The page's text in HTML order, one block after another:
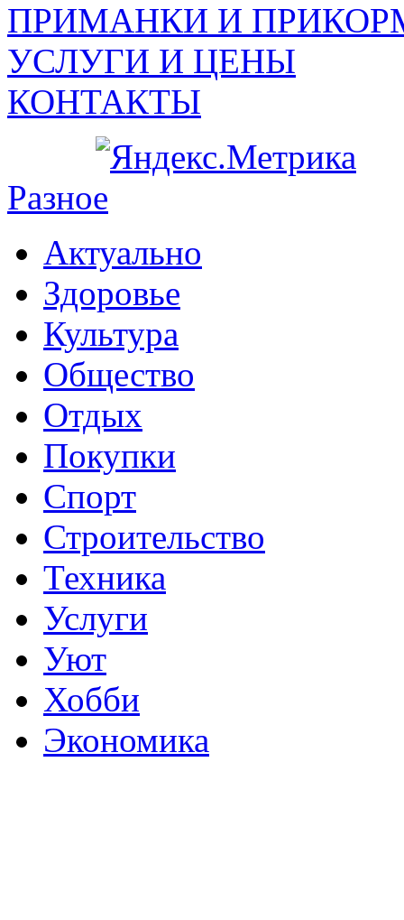
ПРИМАНКИ И
УСЛУГИ И ЦЕНЫ
КОНТАКТЫ
Разное
Актуально
Здоровье
Культура
Общество
Отдых
Покупки
Спорт
Строительство
Техника
Услуги
Уют
Хобби
Экономика